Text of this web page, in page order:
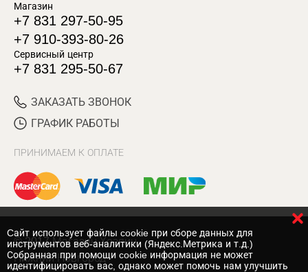
Магазин
+7 831 297-50-95
+7 910-393-80-26
Сервисный центр
+7 831 295-50-67
ЗАКАЗАТЬ ЗВОНОК
ГРАФИК РАБОТЫ
ПРИНИМАЕМ К ОПЛАТЕ
© 2017 Магазин Хозяин
Нижний Новгород
Cайт использует файлы cookie при сборе данных для
инструментов веб-аналитики (Яндекс.Метрика и т.д.)
Собранная при помощи cookie информация не может
идентифицировать вас, однако может помочь нам улучшить